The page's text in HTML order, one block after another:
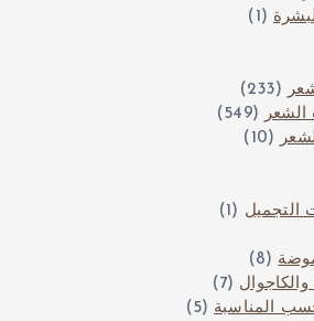
(1)
(233)
(549)
(10)
(1)
(8)
(7)
المناسبة(5)